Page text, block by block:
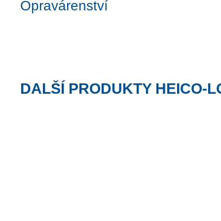
Opravárenství
DALŠÍ PRODUKTY HEICO-